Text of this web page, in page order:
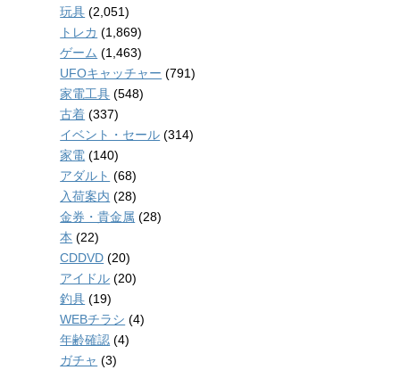
玩具 (2,051)
トレカ (1,869)
ゲーム (1,463)
UFOキャッチャー (791)
家電工具 (548)
古着 (337)
イベント・セール (314)
家電 (140)
アダルト (68)
入荷案内 (28)
金券・貴金属 (28)
本 (22)
CDDVD (20)
アイドル (20)
釣具 (19)
WEBチラシ (4)
年齢確認 (4)
ガチャ (3)